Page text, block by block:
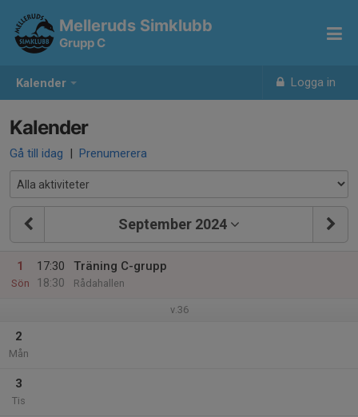
Kalender Logga in
Melleruds Simklubb
Grupp C
Kalender
Gå till idag | Prenumerera
September 2024
1
Sön
17:30
18:30
Träning C-grupp
Rådahallen
v.36
2
Mån
3
Tis